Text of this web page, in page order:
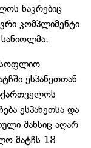
ნაკრებიც
კომპლიმენტი
ესპანეთთან
ესპანეთსა და
შანსიც აღარ
მატჩს 18